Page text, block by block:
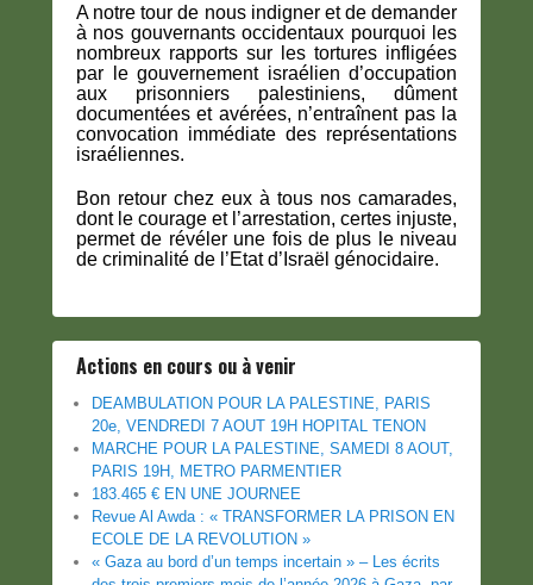
A notre tour de nous indigner et de demander
à nos gouvernants occidentaux pourquoi les
nombreux rapports sur les tortures infligées
par le gouvernement israélien d’occupation
aux prisonniers palestiniens, dûment
documentées et avérées, n’entraînent pas la
convocation immédiate des représentations
israéliennes.
Bon retour chez eux à tous nos camarades,
dont le courage et l’arrestation, certes injuste,
permet de révéler une fois de plus le niveau
de criminalité de l’Etat d’Israël génocidaire.
Actions en cours ou à venir
DEAMBULATION POUR LA PALESTINE, PARIS
20e, VENDREDI 7 AOUT 19H HOPITAL TENON
MARCHE POUR LA PALESTINE, SAMEDI 8 AOUT,
PARIS 19H, METRO PARMENTIER
183.465 € EN UNE JOURNEE
Revue Al Awda : « TRANSFORMER LA PRISON EN
ECOLE DE LA REVOLUTION »
« Gaza au bord d’un temps incertain » – Les écrits